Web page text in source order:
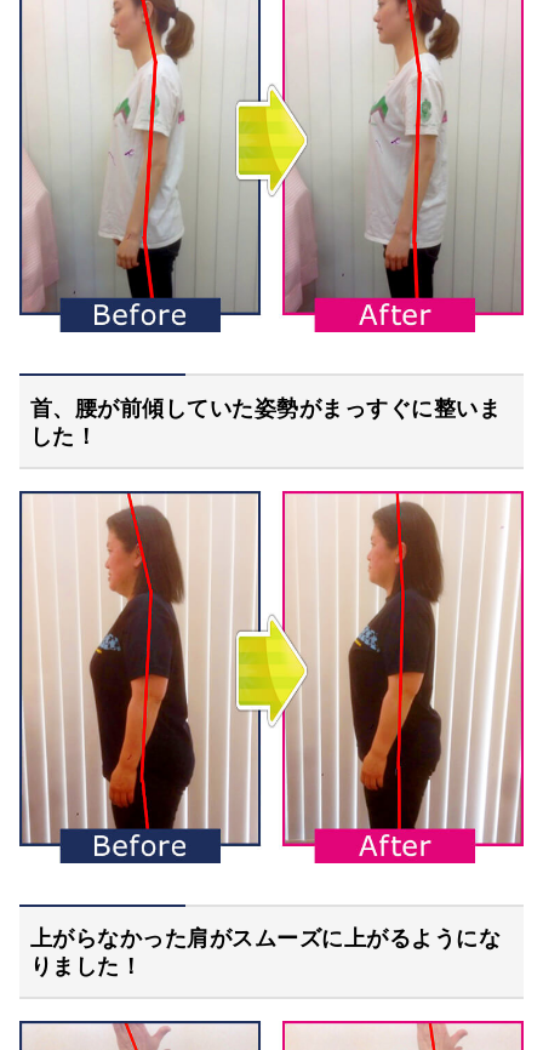
首、腰が前傾していた姿勢がまっすぐに整いま
した！
上がらなかった肩がスムーズに上がるようにな
りました！